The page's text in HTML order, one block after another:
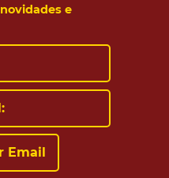
novidades e